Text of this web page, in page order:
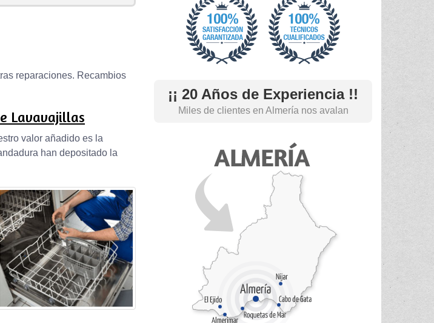
reparaciones. Recambios
Lavavajillas
valor añadido es la
han depositado la
¡¡ 20 Años de Experiencia !!
Miles de clientes en Almería nos avalan